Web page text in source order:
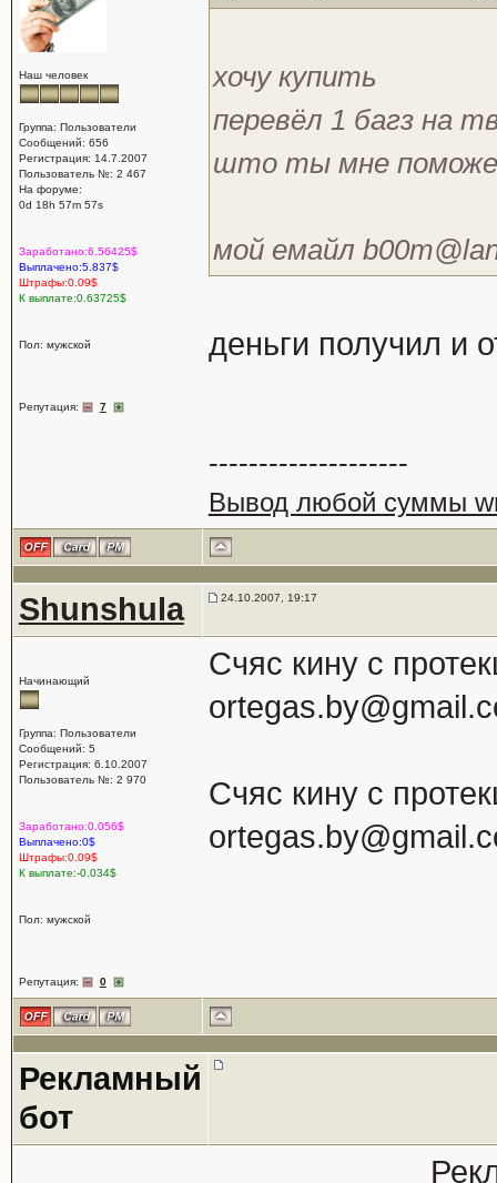
Наш человек
Группа: Пользователи
Сообщений: 656
Регистрация: 14.7.2007
Пользователь №: 2 467
На форуме:
0d 18h 57m 57s
Заработано:6.56425$
Выплачено:5.837$
Штрафы:0.09$
К выплате:0.63725$
Пол: мужской
Репутация: 7
хочу купить
перевёл 1 багз на
што ты мне
мой емайл
деньги получил и
--------------------
Вывод любой суммы
Shunshula 24.10.2007, 19:17
Начинающий
Группа: Пользователи
Сообщений: 5
Регистрация: 6.10.2007
Пользователь №: 2 970
Заработано:0.056$
Выплачено:0$
Штрафы:0.09$
К выплате:-0.034$
Пол: мужской
Репутация: 0
Счяс кину с
Счяс кину с
Рекламный
бот